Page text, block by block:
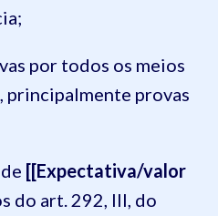
por todos os meios
provas
[[Expectativa/valor
do art. 292, III, do